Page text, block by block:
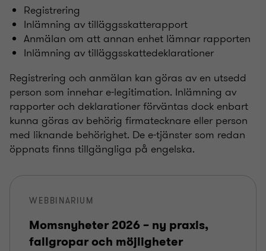
Registrering
Inlämning av tilläggsskatterapport
Anmälan om att annan enhet lämnar rapporten
Inlämning av tilläggsskattedeklarationer
Registrering och anmälan kan göras av en utsedd
person som innehar e-legitimation. Inlämning av
rapporter och deklarationer förväntas dock enbart
kunna göras av behörig firmatecknare eller person
med liknande behörighet. De e-tjänster som redan
öppnats finns tillgängliga på engelska.
WEBBINARIUM
Momsnyheter 2026 – ny praxis,
fallgropar och möjligheter